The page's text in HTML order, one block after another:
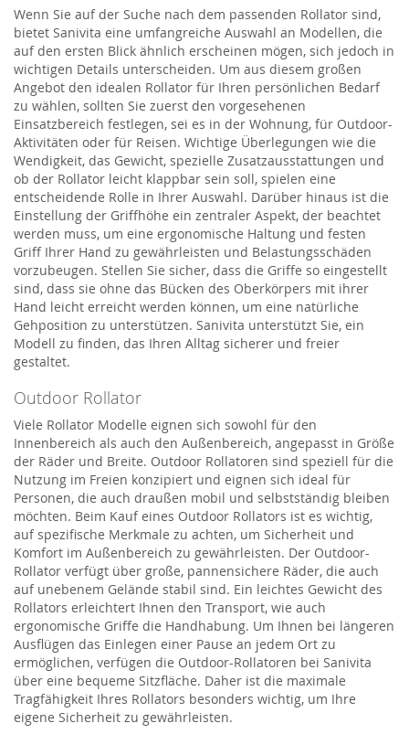
Wenn Sie auf der Suche nach dem passenden Rollator sind,
bietet Sanivita eine umfangreiche Auswahl an Modellen, die
auf den ersten Blick ähnlich erscheinen mögen, sich jedoch in
wichtigen Details unterscheiden. Um aus diesem großen
Angebot den idealen Rollator für Ihren persönlichen Bedarf
zu wählen, sollten Sie zuerst den vorgesehenen
Einsatzbereich festlegen, sei es in der Wohnung, für Outdoor-
Aktivitäten oder für Reisen. Wichtige Überlegungen wie die
Wendigkeit, das Gewicht, spezielle Zusatzausstattungen und
ob der Rollator leicht klappbar sein soll, spielen eine
entscheidende Rolle in Ihrer Auswahl. Darüber hinaus ist die
Einstellung der Griffhöhe ein zentraler Aspekt, der beachtet
werden muss, um eine ergonomische Haltung und festen
Griff Ihrer Hand zu gewährleisten und Belastungsschäden
vorzubeugen. Stellen Sie sicher, dass die Griffe so eingestellt
sind, dass sie ohne das Bücken des Oberkörpers mit ihrer
Hand leicht erreicht werden können, um eine natürliche
Gehposition zu unterstützen. Sanivita unterstützt Sie, ein
Modell zu finden, das Ihren Alltag sicherer und freier
gestaltet.
Outdoor Rollator
Viele Rollator Modelle eignen sich sowohl für den
Innenbereich als auch den Außenbereich, angepasst in Größe
der Räder und Breite. Outdoor Rollatoren sind speziell für die
Nutzung im Freien konzipiert und eignen sich ideal für
Personen, die auch draußen mobil und selbstständig bleiben
möchten. Beim Kauf eines Outdoor Rollators ist es wichtig,
auf spezifische Merkmale zu achten, um Sicherheit und
Komfort im Außenbereich zu gewährleisten. Der Outdoor-
Rollator verfügt über große, pannensichere Räder, die auch
auf unebenem Gelände stabil sind. Ein leichtes Gewicht des
Rollators erleichtert Ihnen den Transport, wie auch
ergonomische Griffe die Handhabung. Um Ihnen bei längeren
Ausflügen das Einlegen einer Pause an jedem Ort zu
ermöglichen, verfügen die Outdoor-Rollatoren bei Sanivita
über eine bequeme Sitzfläche. Daher ist die maximale
Tragfähigkeit Ihres Rollators besonders wichtig, um Ihre
eigene Sicherheit zu gewährleisten.